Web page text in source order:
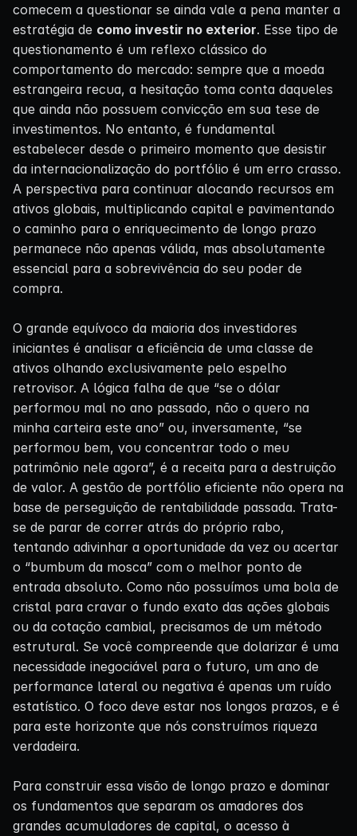
comecem a questionar se ainda vale a pena manter a
estratégia de como investir no exterior. Esse tipo de
questionamento é um reflexo clássico do
comportamento do mercado: sempre que a moeda
estrangeira recua, a hesitação toma conta daqueles
que ainda não possuem convicção em sua tese de
investimentos. No entanto, é fundamental
estabelecer desde o primeiro momento que desistir
da internacionalização do portfólio é um erro crasso.
A perspectiva para continuar alocando recursos em
ativos globais, multiplicando capital e pavimentando
o caminho para o enriquecimento de longo prazo
permanece não apenas válida, mas absolutamente
essencial para a sobrevivência do seu poder de
compra.
O grande equívoco da maioria dos investidores
iniciantes é analisar a eficiência de uma classe de
ativos olhando exclusivamente pelo espelho
retrovisor. A lógica falha de que “se o dólar
performou mal no ano passado, não o quero na
minha carteira este ano” ou, inversamente, “se
performou bem, vou concentrar todo o meu
patrimônio nele agora”, é a receita para a destruição
de valor. A gestão de portfólio eficiente não opera na
base de perseguição de rentabilidade passada. Trata-
se de parar de correr atrás do próprio rabo,
tentando adivinhar a oportunidade da vez ou acertar
o “bumbum da mosca” com o melhor ponto de
entrada absoluto. Como não possuímos uma bola de
cristal para cravar o fundo exato das ações globais
ou da cotação cambial, precisamos de um método
estrutural. Se você compreende que dolarizar é uma
necessidade inegociável para o futuro, um ano de
performance lateral ou negativa é apenas um ruído
estatístico. O foco deve estar nos longos prazos, e é
para este horizonte que nós construímos riqueza
verdadeira.
Para construir essa visão de longo prazo e dominar
os fundamentos que separam os amadores dos
grandes acumuladores de capital, o acesso à